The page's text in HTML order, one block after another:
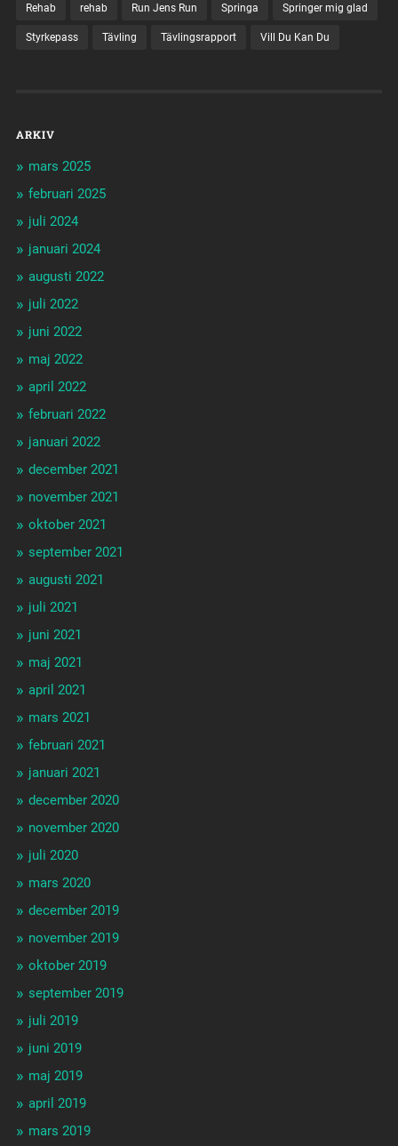
Rehab rehab Run Jens Run Springa Springer mig glad
Styrkepass Tävling Tävlingsrapport Vill Du Kan Du
ARKIV
mars 2025
februari 2025
juli 2024
januari 2024
augusti 2022
juli 2022
juni 2022
maj 2022
april 2022
februari 2022
januari 2022
december 2021
november 2021
oktober 2021
september 2021
augusti 2021
juli 2021
juni 2021
maj 2021
april 2021
mars 2021
februari 2021
januari 2021
december 2020
november 2020
juli 2020
mars 2020
december 2019
november 2019
oktober 2019
september 2019
juli 2019
juni 2019
maj 2019
april 2019
mars 2019